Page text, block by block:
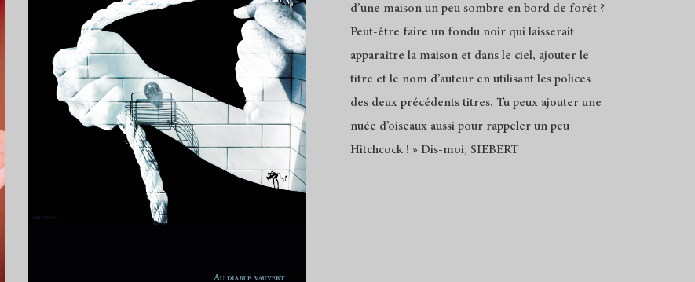
d’une maison un peu sombre en bord de forêt ?
Peut-être faire un fondu noir qui laisserait
apparaître la maison et dans le ciel, ajouter le
titre et le nom d’auteur en utilisant les polices
des deux précédents titres. Tu peux ajouter une
nuée d’oiseaux aussi pour rappeler un peu
Hitchcock ! » Dis-moi, SIEBERT